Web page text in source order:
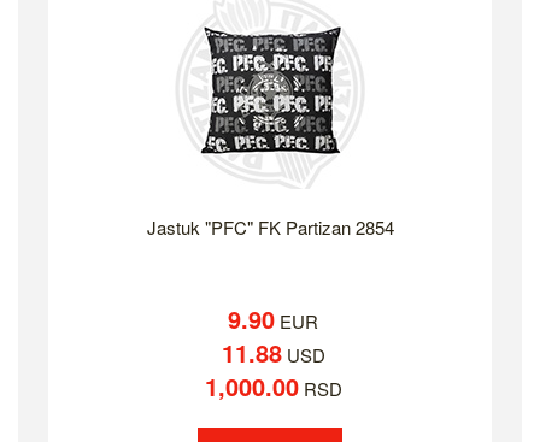
Jastuk "PFC" FK Partizan 2854
9.90 EUR
11.88USD
1,000.00RSD